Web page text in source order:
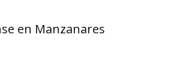
en Manzanares